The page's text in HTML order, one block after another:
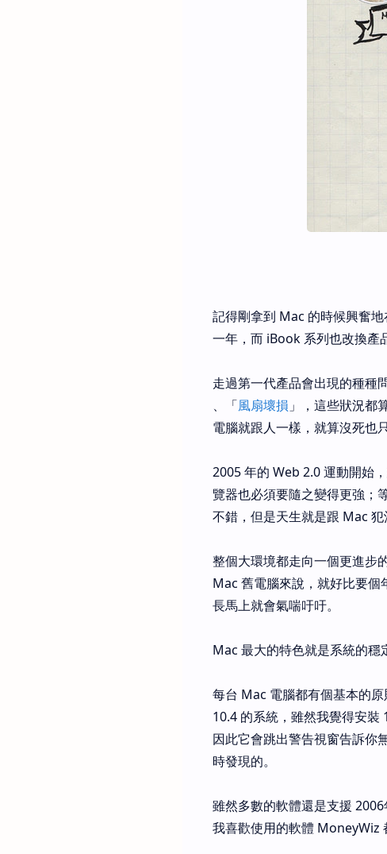
記得剛拿到 Mac 的時候興奮
一年，而 iBook 系列也改換產
走過第一代產品會出現的種種
、「風扇壞損 」，這些狀況都
電腦就跟人一樣，就算沒死也
2005 年的 Web 2.0 運動開始
覽器也必須要隨之變得更強；
不錯，但是天生就是跟 Mac 犯
整個大環境都走向一個更進步
Mac 舊電腦來說，就好比要
長馬上就會氣喘吁吁。
Mac 最大的特色就是系統的穩
每台 Mac 電腦都有個基本的
10.4 的系統，雖然我覺得安裝
因此它會跳出警告視窗告訴你
時發現的。
雖然多數的軟體還是支援
我喜歡使用的軟體 MoneyWiz